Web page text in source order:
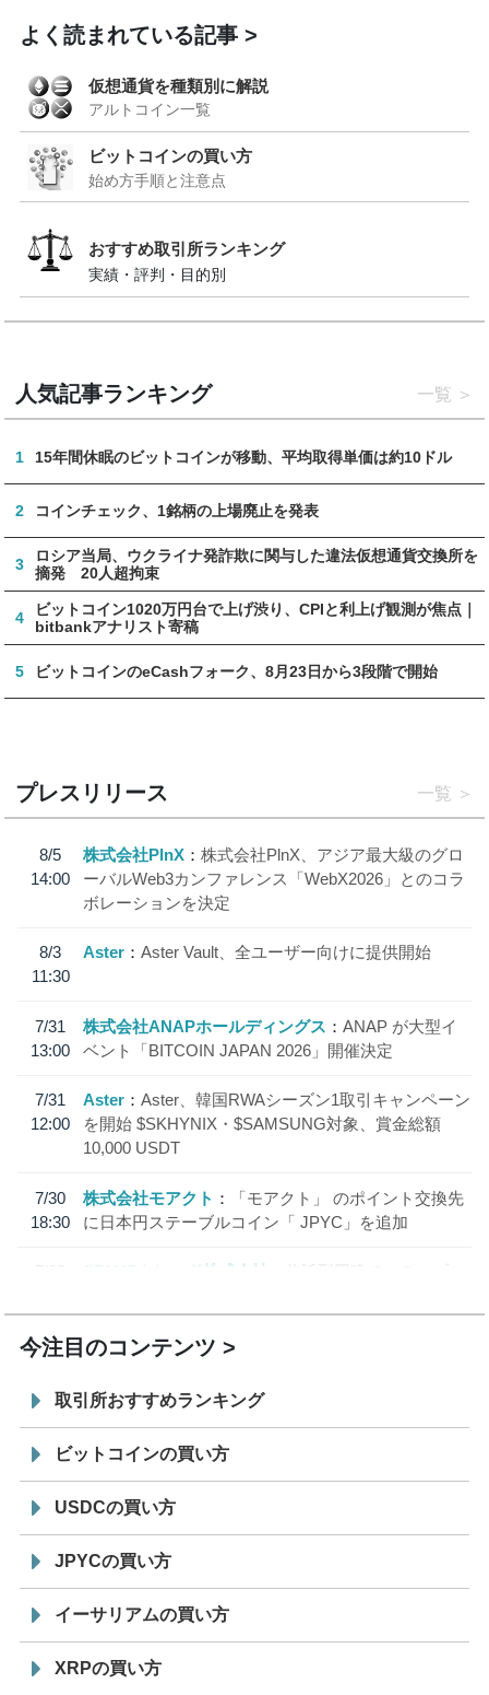
よく読まれている記事
仮想通貨を種類別に解説
アルトコイン一覧
ビットコインの買い方
始め方手順と注意点
おすすめ取引所ランキング
実績・評判・目的別
人気記事ランキング 一覧
1 15年間休眠のビットコインが移動、平均取得単価は約10ドル
2 コインチェック、1銘柄の上場廃止を発表
3
ロシア当局、ウクライナ発詐欺に関与した違法仮想通貨交換所を
摘発 20人超拘束
4
ビットコイン1020万円台で上げ渋り、CPIと利上げ観測が焦点｜
bitbankアナリスト寄稿
5 ビットコインのeCashフォーク、8月23日から3段階で開始
プレスリリース 一覧
8/5
14:00
株式会社PlnX
株式会社PlnX、アジア最大級のグロ
ーバルWeb3カンファレンス「WebX2026」とのコラ
ボレーションを決定
8/3
11:30
Aster Aster Vault、全ユーザー向けに提供開始
7/31
13:00
株式会社ANAPホールディングス
ANAP が大型イ
ベント「BITCOIN JAPAN 2026」開催決定
7/31
12:00
Aster
Aster、韓国RWAシーズン1取引キャンペーン
を開始 $SKHYNIX・$SAMSUNG対象、賞金総額
10,000 USDT
7/30
18:30
株式会社モアクト
「モアクト」 のポイント交換先
に日本円ステーブルコイン「 JPYC」を追加
7/29
SBI VCトレード株式会社
信託型円建てステーブル
今注目のコンテンツ
取引所おすすめランキング
ビットコインの買い方
USDCの買い方
JPYCの買い方
イーサリアムの買い方
XRPの買い方